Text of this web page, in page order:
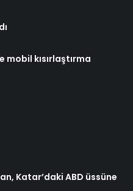
kısırlaştırma
Katar’daki ABD üssüne